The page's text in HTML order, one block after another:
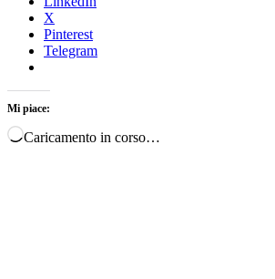
X
Pinterest
Telegram
Mi piace:
Caricamento in corso…